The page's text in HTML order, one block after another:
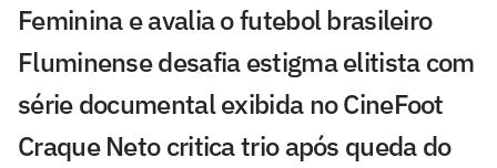
Feminina e avalia o futebol brasileiro
Fluminense desafia estigma elitista com
série documental exibida no CineFoot
Craque Neto critica trio após queda do